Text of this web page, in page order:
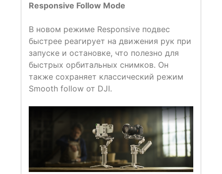
Responsive Follow Mode
В новом режиме Responsive подвес
быстрее реагирует на движения рук при
запуске и остановке, что полезно для
быстрых орбитальных снимков. Он
также сохраняет классический режим
Smooth follow от DJI.